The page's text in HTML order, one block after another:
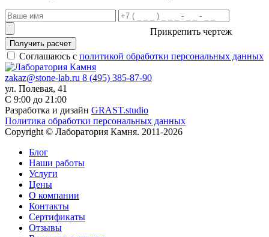
Прикрепить чертеж
Получить расчет
Соглашаюсь с политикой обработки персональных данных
zakaz@stone-lab.ru 8 (495) 385-87-90
ул. Полевая, 41
С 9:00 до 21:00
Разработка и дизайн GRAST.studio
Политика обработки персональных данных
Copyright © Лаборатория Камня. 2011-2026
Блог
Наши работы
Услуги
Цены
О компании
Контакты
Cертификаты
Отзывы